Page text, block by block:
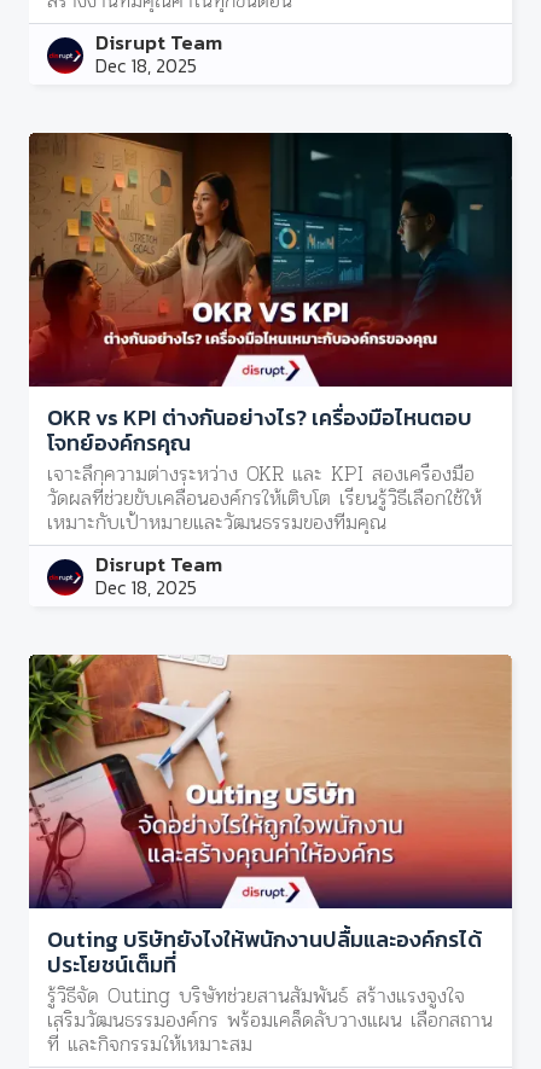
Disrupt Team
Dec 18, 2025
OKR vs KPI ต่างกันอย่างไร? เครื่องมือไหนตอบ
โจทย์องค์กรคุณ
เจาะลึกความต่างระหว่าง OKR และ KPI สองเครื่องมือ
วัดผลที่ช่วยขับเคลื่อนองค์กรให้เติบโต เรียนรู้วิธีเลือกใช้ให้
เหมาะกับเป้าหมายและวัฒนธรรมของทีมคุณ
Disrupt Team
Dec 18, 2025
Outing บริษัทยังไงให้พนักงานปลื้มและองค์กรได้
ประโยชน์เต็มที่
รู้วิธีจัด Outing บริษัทช่วยสานสัมพันธ์ สร้างแรงจูงใจ
เสริมวัฒนธรรมองค์กร พร้อมเคล็ดลับวางแผน เลือกสถาน
ที่ และกิจกรรมให้เหมาะสม